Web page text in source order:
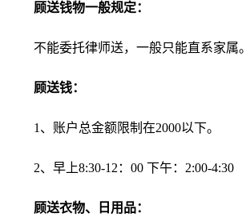
顾送钱物一般规定：
不能委托律师送，一般只能直系家属。
顾送钱：
1、账户总金额限制在2000以下。
2、早上8:30-12：00 下午：2:00-4:30
顾送衣物、日用品：